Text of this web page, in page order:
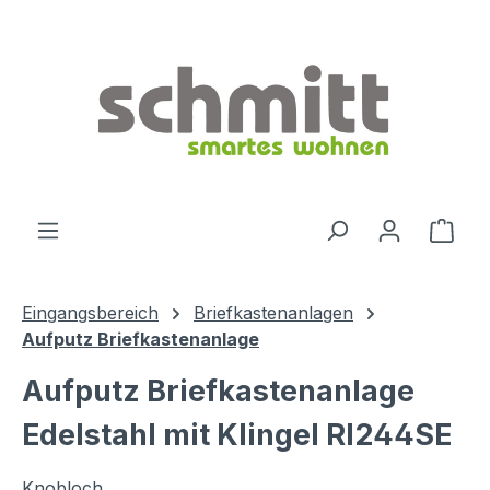
Eingangsbereich
Briefkastenanlagen
Aufputz Briefkastenanlage
Aufputz Briefkastenanlage
Edelstahl mit Klingel RI244SE